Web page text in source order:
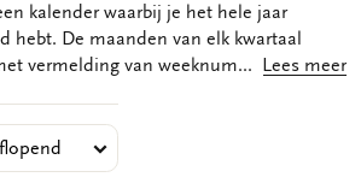
kalender waarbij je het hele jaar
hebt. De maanden van elk kwartaal
vermelding van weeknummers. Een
wilt weten wat het weeknummer van
is. Ook kan je snel achterhalen op welke
Lees meer